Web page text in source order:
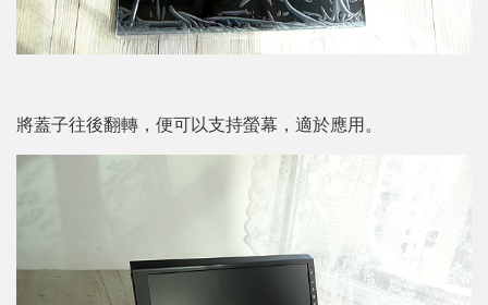
將蓋子往後翻轉，便可以支持螢幕，適於應用。